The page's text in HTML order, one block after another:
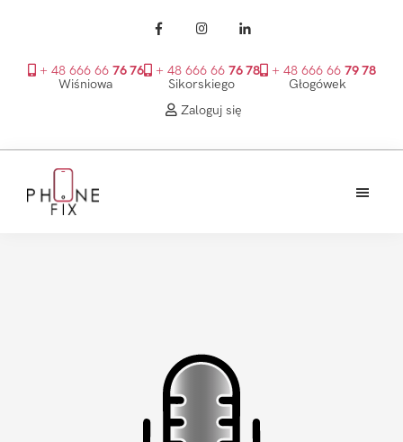
+ 48 666 66 76 76
Wiśniowa
+ 48 666 66 76 78
Sikorskiego
+ 48 666 66 79 78
Głogówek
Zaloguj się
głównego